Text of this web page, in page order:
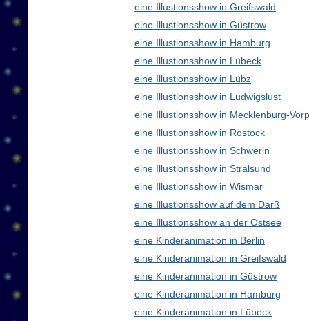
eine Illustionsshow in Greifswald
eine Illustionsshow in Güstrow
eine Illustionsshow in Hamburg
eine Illustionsshow in Lübeck
eine Illustionsshow in Lübz
eine Illustionsshow in Ludwigslust
eine Illustionsshow in Mecklenburg-
eine Illustionsshow in Rostock
eine Illustionsshow in Schwerin
eine Illustionsshow in Stralsund
eine Illustionsshow in Wismar
eine Illustionsshow auf dem Darß
eine Illustionsshow an der Ostsee
eine Kinderanimation in Berlin
eine Kinderanimation in Greifswald
eine Kinderanimation in Güstrow
eine Kinderanimation in Hamburg
eine Kinderanimation in Lübeck